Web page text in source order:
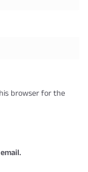
browser for the